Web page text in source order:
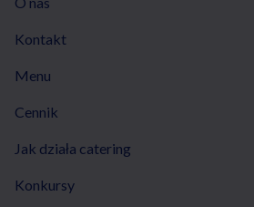
Kontakt
Menu
Cennik
Jak działa catering
Konkursy